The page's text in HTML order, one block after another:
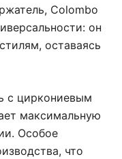
Colombo
он
оставаясь
с циркониевым
максимальную
Особое
что